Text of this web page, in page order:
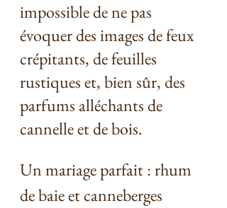
impossible de ne pas
évoquer des images de feux
crépitants, de feuilles
rustiques et, bien sûr, des
parfums alléchants de
cannelle et de bois.
Un mariage parfait : rhum
de baie et canneberges